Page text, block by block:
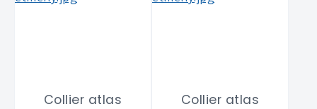
Collier atlas
Collier atlas